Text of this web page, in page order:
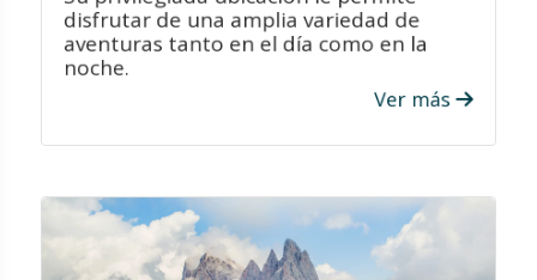
disfrutar de una amplia variedad de
aventuras tanto en el día como en la
noche.
Ver más
VER PROMOCIONES
¡ATRÉVETE!